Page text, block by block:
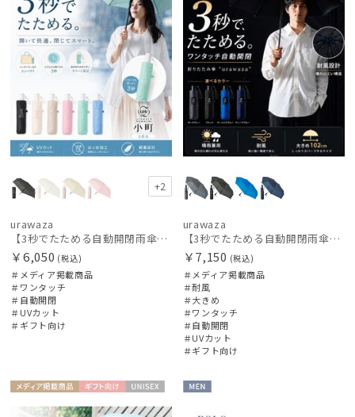
+2
urawaza
【3秒でたためる自動開閉雨傘】urawaza 小町（ウラワザ）Auto plane50 ワンタッチ開閉
￥6,050 (税込)
＃メディア掲載商品
＃ワンタッチ
＃自動開閉
＃UVカット
＃ギフト向け
urawaza
【3秒でたためる自動開閉雨傘】urawaza 無双（ウラワザ）Auto58 ワンタッチ開閉 大きめ 耐風
￥7,150 (税込)
＃メディア掲載商品
＃耐風
＃大きめ
＃ワンタッチ
＃自動開閉
＃UVカット
＃ギフト向け